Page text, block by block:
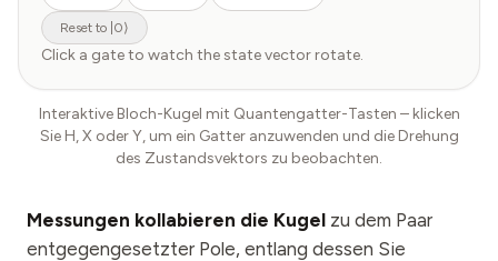
Reset to |0⟩
Click a gate to watch the state vector rotate.
Interaktive Bloch-Kugel mit Quantengatter-Tasten – klicken
Sie H, X oder Y, um ein Gatter anzuwenden und die Drehung
des Zustandsvektors zu beobachten.
Messungen kollabieren die Kugel zu dem Paar
entgegengesetzter Pole, entlang dessen Sie